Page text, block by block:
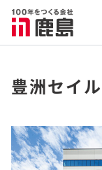
豊洲セイ